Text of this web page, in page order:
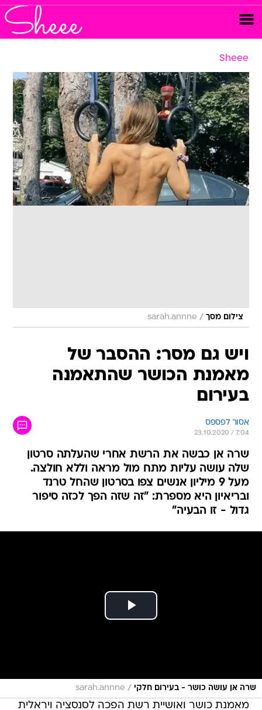
Sheee
צילום מסך /
sarah.annne
ויש גם מסר: ההסבר של
מאמנת הכושר שהתאמנה
בעירום
אסור לפספס
23.10.2020 / 7:04
שרה אן כבשה את הרשת אחרי שהעלתה סרטון
שלה עושה עליות מתח מול מראה וללא חולצה.
מעל 9 מיליון אנשים צפו בסרטון שהחל טרנד
ובריאיון היא מספרת: "זה שזה הפך לכזה סיפור
גדול - זו הבעיה"
שרה אן עושה כושר - בעירום חלקי /
sarah.annne
מאמנת כושר ואושיית רשת הפכה לסנסציה ויראלית